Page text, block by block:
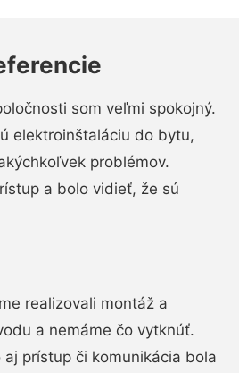
som veľmi spokojný.
elektroinštaláciu do bytu,
problémov.
a bolo vidieť, že sú
realizovali montáž a
a nemáme čo vytknúť.
prístup či komunikácia bola